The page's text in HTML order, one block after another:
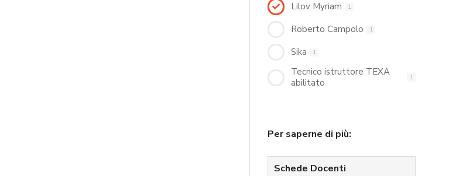
Lilov Myriam 1
Roberto Campolo 1
Sika 1
Tecnico istruttore TEXA
abilitato
1
Per saperne di più:
Schede Docenti